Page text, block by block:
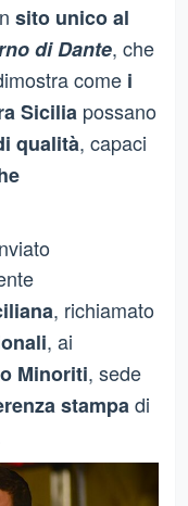
sito unico al
di Dante, che
come i
Sicilia possano
qualità, capaci
, richiamato
, ai
Minoriti, sede
stampa di